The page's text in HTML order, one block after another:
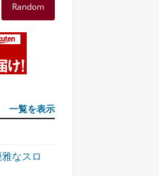
Random
一覧を表示
なスロ